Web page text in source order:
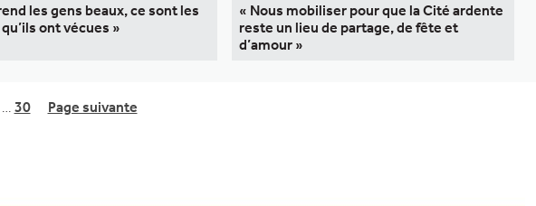
les gens beaux, ce sont les
ont vécues »
« Nous mobiliser pour que la Cité ardente
reste un lieu de partage, de fête et
d’amour »
… 30 Page suivante